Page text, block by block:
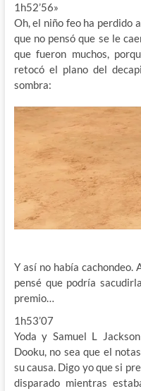
1h52’56»
Oh, el niño feo ha perdido
que no pensó que se le
que fueron muchos,
retocó el plano del
sombra:
Y así no había cachondeo.
pensé que podría
premio…
1h53’07
Yoda y Samuel L
Dooku, no sea que el
su causa. Digo yo que si
disparado mientras